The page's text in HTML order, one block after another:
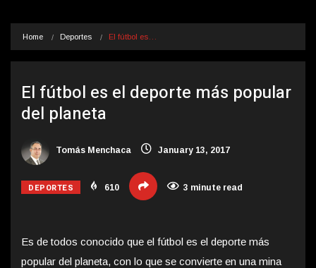
Home Deportes El fútbol es…
El fútbol es el deporte más popular
del planeta
Tomás Menchaca January 13, 2017
DEPORTES 610 3 minute read
Es de todos conocido que el fútbol es el deporte más
popular del planeta, con lo que se convierte en una mina